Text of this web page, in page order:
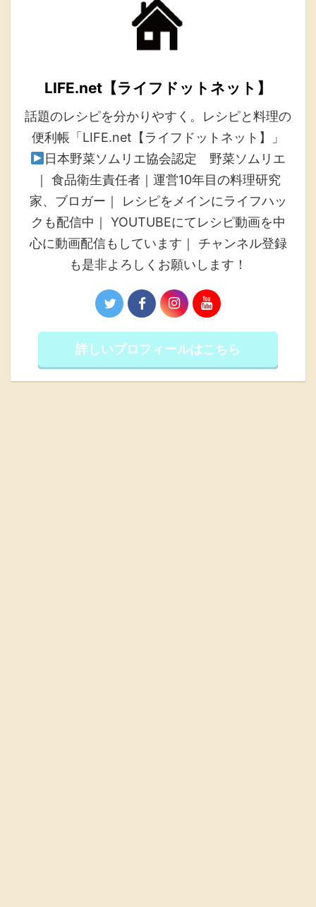
LIFE.net【ライフドットネット】
話題のレシピを分かりやすく。レシピと料理の
便利帳「LIFE.net【ライフドットネット】」
日本野菜ソムリエ協会認定 野菜ソムリエ
｜ 食品衛生責任者｜運営10年目の料理研究
家、ブロガー｜ レシピをメインにライフハッ
クも配信中｜ YOUTUBEにてレシピ動画を中
心に動画配信もしています｜ チャンネル登録
も是非よろしくお願いします！
詳しいプロフィールはこちら